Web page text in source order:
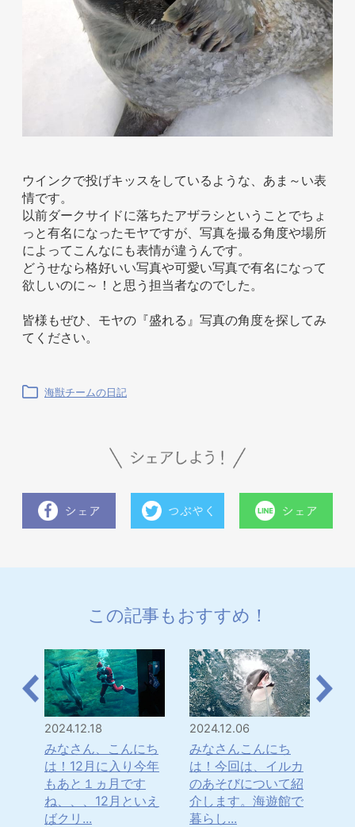
ウインクで投げキッスをしているような、あま～い表
情です。
以前ダークサイドに落ちたアザラシということでちょ
っと有名になったモヤですが、写真を撮る角度や場所
によってこんなにも表情が違うんです。
どうせなら格好いい写真や可愛い写真で有名になって
欲しいのに～！と思う担当者なのでした。
皆様もぜひ、モヤの『盛れる』写真の角度を探してみ
てください。
海獣チームの日記
この記事もおすすめ！
2024.12.18
みなさん、こんにち
は！12月に入り今年
もあと１ヵ月です
ね、、、12月といえ
ばクリ...
2024.12.06
みなさんこんにち
は！今回は、イルカ
のあそびについて紹
介します。海遊館で
暮らし...